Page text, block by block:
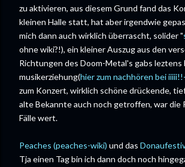
zu aktivieren, aus diesem Grund fand das
kleinen Halle statt, hat aber irgendwie
mich dann auch wirklich überrascht, solider "
ohne wiki?!), ein kleiner Auszug aus den
Richtungen des Doom-Metal's gabs leztens
musikerziehung(hier zum nachhören bei
zum Konzert, wirklich schöne drückende,
alte Bekannte auch noch getroffen, war die
Fälle wert.
Peaches (peaches-wiki) und das
Tja einen Tag bin ich dann doch noch